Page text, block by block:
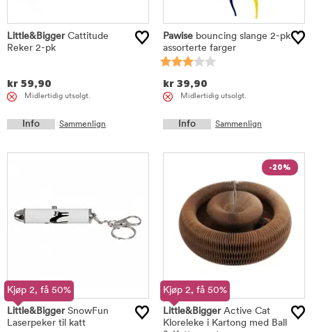
Little&BiggerCattitude
Reker 2-pk
kr 59,90
Midlertidig utsolgt.
Info Sammenlign
Pawise bouncing slange 2-pk
assorterte farger
kr 39,90
Midlertidig utsolgt.
Info Sammenlign
Kjøp 2, få 50%
Little&BiggerSnowFun
Laserpeker til katt
-20%
Kjøp 2, få 50%
Little&BiggerActive Cat
Kloreleke i Kartong med Ball